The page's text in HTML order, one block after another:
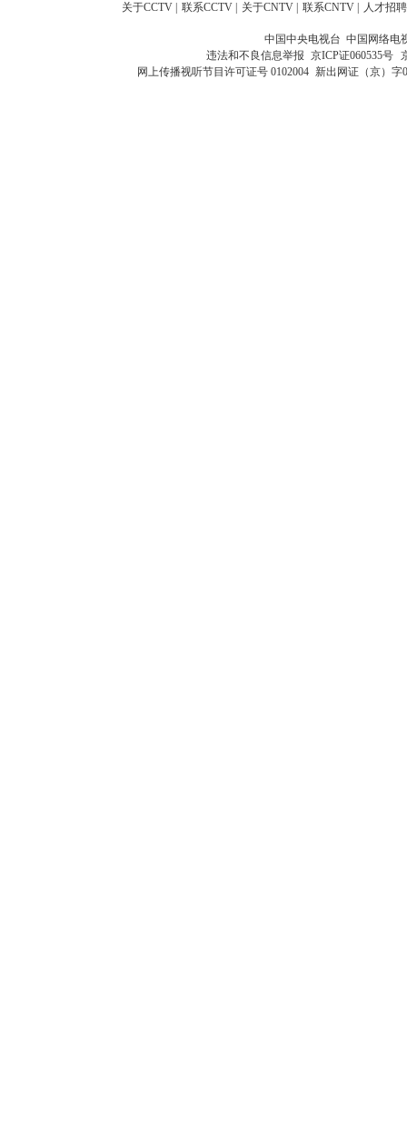
关于CCTV 联系CCTV 关于CNTV 联系CNTV 人才招聘
中国中央电视台 中国网络电
违法和不良信息举报 京ICP证060535号
网上传播视听节目许可证号 0102004 新出网证（京）